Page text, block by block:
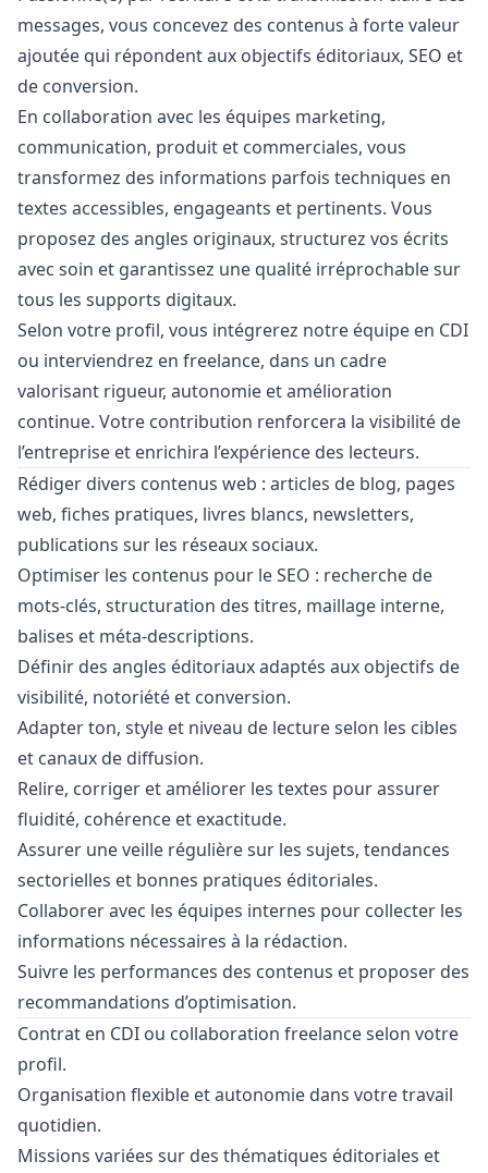
messages, vous concevez des contenus à forte valeur
ajoutée qui répondent aux objectifs éditoriaux, SEO et
de conversion.
En collaboration avec les équipes marketing,
communication, produit et commerciales, vous
transformez des informations parfois techniques en
textes accessibles, engageants et pertinents. Vous
proposez des angles originaux, structurez vos écrits
avec soin et garantissez une qualité irréprochable sur
tous les supports digitaux.
Selon votre profil, vous intégrerez notre équipe en CDI
ou interviendrez en freelance, dans un cadre
valorisant rigueur, autonomie et amélioration
continue. Votre contribution renforcera la visibilité de
l’entreprise et enrichira l’expérience des lecteurs.
Rédiger divers contenus web : articles de blog, pages
web, fiches pratiques, livres blancs, newsletters,
publications sur les réseaux sociaux.
Optimiser les contenus pour le SEO : recherche de
mots-clés, structuration des titres, maillage interne,
balises et méta-descriptions.
Définir des angles éditoriaux adaptés aux objectifs de
visibilité, notoriété et conversion.
Adapter ton, style et niveau de lecture selon les cibles
et canaux de diffusion.
Relire, corriger et améliorer les textes pour assurer
fluidité, cohérence et exactitude.
Assurer une veille régulière sur les sujets, tendances
sectorielles et bonnes pratiques éditoriales.
Collaborer avec les équipes internes pour collecter les
informations nécessaires à la rédaction.
Suivre les performances des contenus et proposer des
recommandations d’optimisation.
Contrat en CDI ou collaboration freelance selon votre
profil.
Organisation flexible et autonomie dans votre travail
quotidien.
Missions variées sur des thématiques éditoriales et